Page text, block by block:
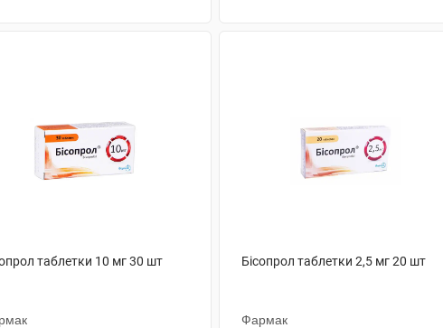
таблетки 10 мг 30 шт Бісопрол таблетки 2,5 мг 20 шт
Фармак